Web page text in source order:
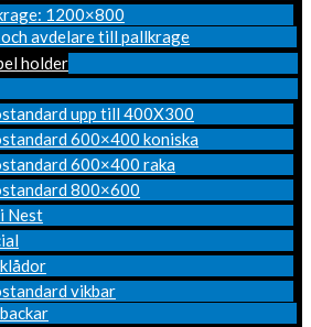
1200×800
och avdelare till pallkrage
holder
upp till 400X300
600×400 koniska
600×400 raka
800×600
Nest
vikbar